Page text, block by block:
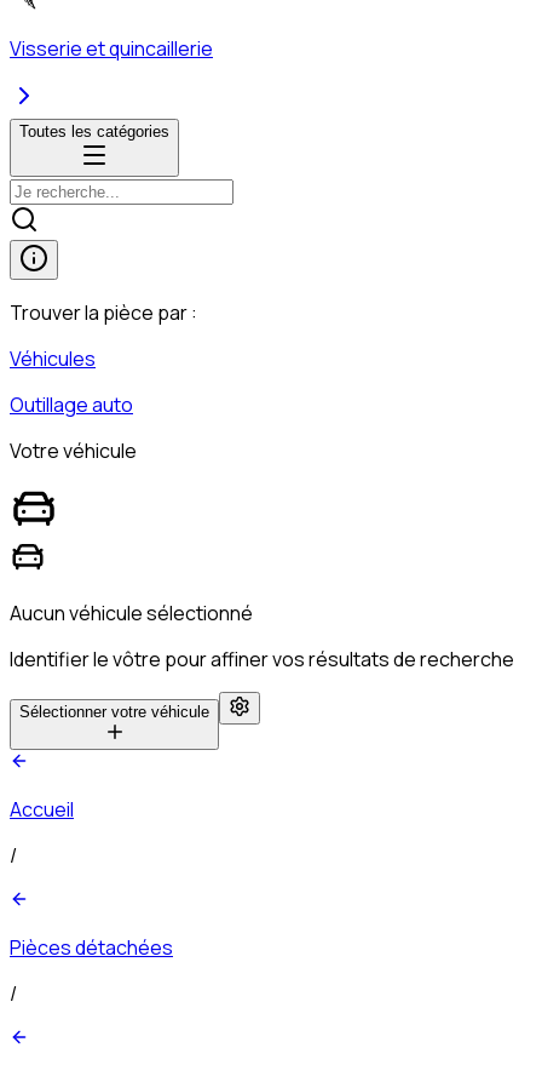
Visserie et quincaillerie
Toutes les catégories
Trouver la pièce par :
Véhicules
Outillage auto
Votre véhicule
Aucun véhicule sélectionné
Identifier le vôtre pour affiner vos résultats de recherche
Sélectionner votre véhicule
Accueil
/
Pièces détachées
/